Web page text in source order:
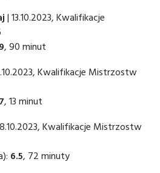
| 13.10.2023, Kwalifikacje
, 90 minut
Kwalifikacje Mistrzostw
, 13 minut
Kwalifikacje Mistrzostw
6.5, 72 minuty